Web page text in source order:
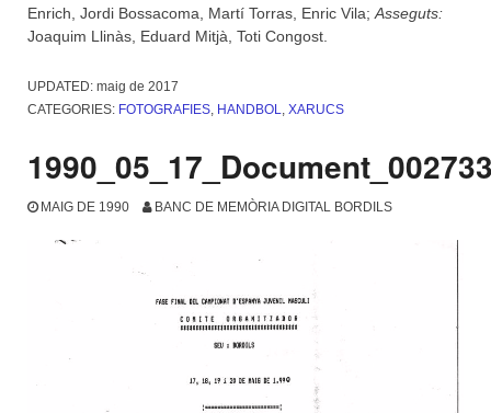
Enrich, Jordi Bossacoma, Martí Torras, Enric Vila; Asseguts:
Joaquim Llinàs, Eduard Mitjà, Toti Congost.
UPDATED: maig de 2017
CATEGORIES: FOTOGRAFIES, HANDBOL, XARUCS
MAIG DE 1990 BANC DE MEMÒRIA DIGITAL BORDILS